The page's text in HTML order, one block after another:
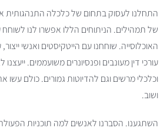
התחלנו לעסוק בתחום של כלכלה התנהגותית
של תמהילים. הניתוחים הללו אפשרו לנו
האוכלוסייה. שוחחנו עם הייטקיסטים ואנשי
עורכי דין מעונבים ופנסיונרים משועממים.
וכלכלי מרשים וגם להדיוטות גמורים. כולם עשו
ושוב.
השתגענו. הסברנו לאנשים למה תוכניות